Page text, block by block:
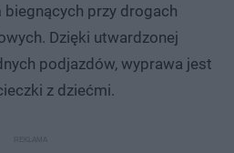
biegnących przy drogach
Dzięki utwardzonej
podjazdów, wyprawa jest
z dziećmi.